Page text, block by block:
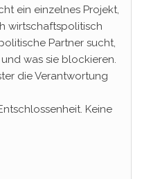
ein einzelnes Projekt,
wirtschaftspolitisch
Partner sucht,
was sie blockieren.
die Verantwortung
Keine